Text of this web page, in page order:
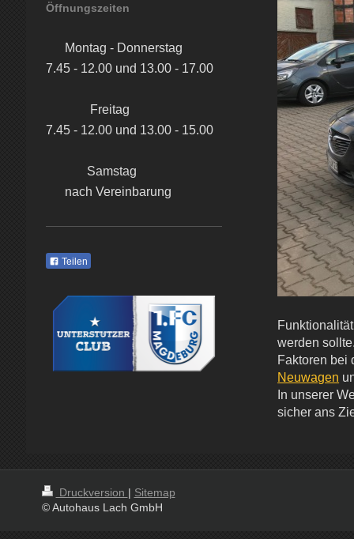
werden
Faktoren bei
Neuwagen
In unserer
sicher ans
Öffnungszeiten
Montag - Donnerstag
7.45 - 12.00 und 13.00 - 17.00
Freitag
7.45 - 12.00 und 13.00 - 15.00
Samstag
nach Vereinbarung
Teilen
Druckversion | Sitemap
© Autohaus Lach GmbH